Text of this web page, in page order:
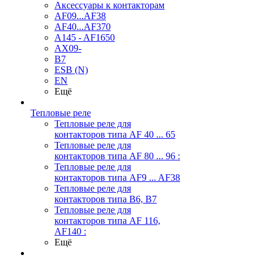
Аксессуары к контакторам
AF09...AF38
AF40...AF370
A145 - AF1650
AX09-
B7
ESB (N)
EN
Ещё
Тепловые реле
Тепловые реле для
контакторов типа AF 40 ... 65
Тепловые реле для
контакторов типа AF 80 ... 96 :
Тепловые реле для
контакторов типа AF9 ... AF38
Тепловые реле для
контакторов типа В6, В7
Тепловые реле для
контакторов типа AF 116,
AF140 :
Ещё